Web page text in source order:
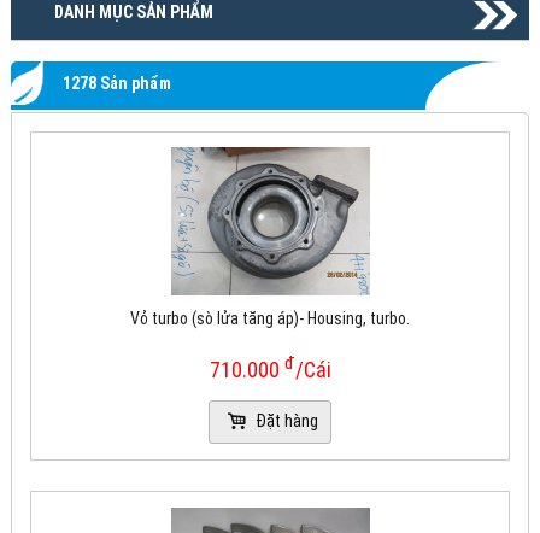
DANH MỤC SẢN PHẨM
1278 Sản phẩm
Vỏ turbo (sò lửa tăng áp)- Housing, turbo.
710.000 đ/Cái
Đặt hàng